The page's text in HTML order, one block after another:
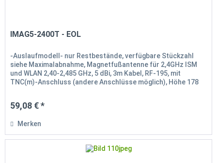
IMAG5-2400T - EOL
-Auslaufmodell- nur Restbestände, verfügbare Stückzahl
siehe Maximalabnahme, Magnetfußantenne für 2,4GHz ISM
und WLAN 2,40-2,485 GHz, 5 dBi, 3m Kabel, RF-195, mit
TNC(m)-Anschluss (andere Anschlüsse möglich), Höhe 178
59,08 € *
Merken